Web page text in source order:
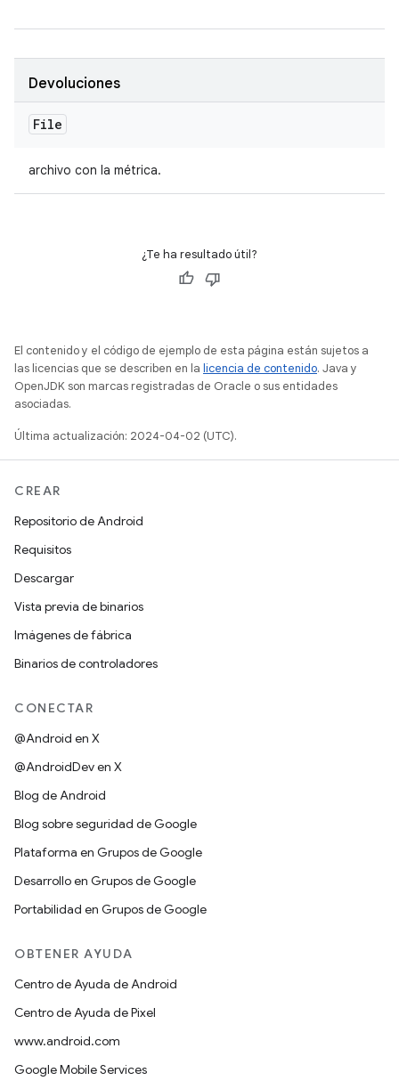
Devoluciones
File
archivo con la métrica.
¿Te ha resultado útil?
El contenido y el código de ejemplo de esta página están sujetos a
las licencias que se describen en la licencia de contenido. Java y
OpenJDK son marcas registradas de Oracle o sus entidades
asociadas.
Última actualización: 2024-04-02 (UTC).
CREAR
Repositorio de Android
Requisitos
Descargar
Vista previa de binarios
Imágenes de fábrica
Binarios de controladores
CONECTAR
@Android en X
@AndroidDev en X
Blog de Android
Blog sobre seguridad de Google
Plataforma en Grupos de Google
Desarrollo en Grupos de Google
Portabilidad en Grupos de Google
OBTENER AYUDA
Centro de Ayuda de Android
Centro de Ayuda de Pixel
www.android.com
Google Mobile Services